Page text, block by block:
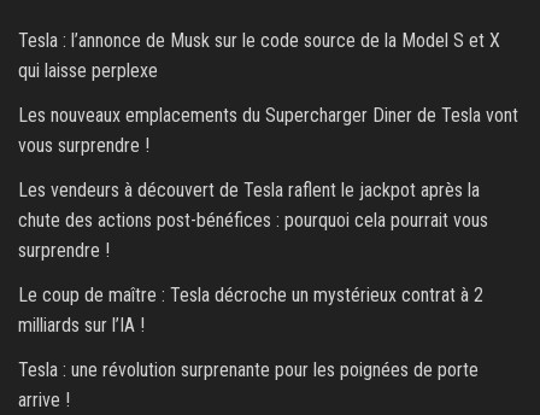
Tesla : l’annonce de Musk sur le code source de la Model S et X
qui laisse perplexe
Les nouveaux emplacements du Supercharger Diner de Tesla vont
vous surprendre !
Les vendeurs à découvert de Tesla raflent le jackpot après la
chute des actions post-bénéfices : pourquoi cela pourrait vous
surprendre !
Le coup de maître : Tesla décroche un mystérieux contrat à 2
milliards sur l’IA !
Tesla : une révolution surprenante pour les poignées de porte
arrive !